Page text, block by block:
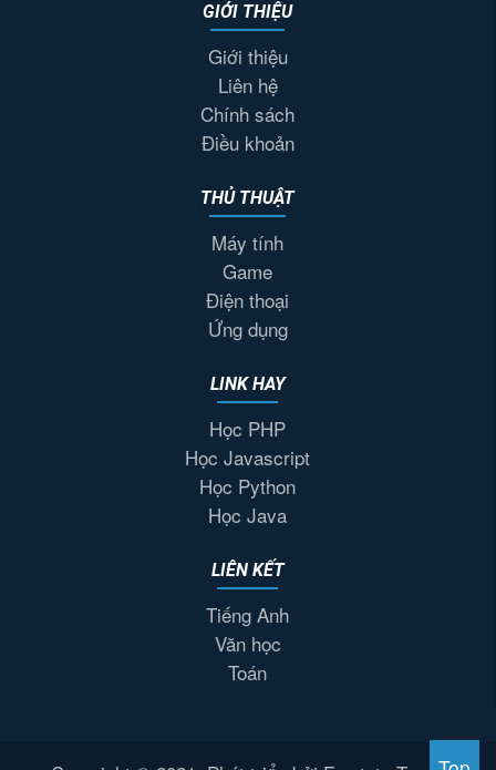
GIỚI THIỆU
Giới thiệu
Liên hệ
Chính sách
Điều khoản
THỦ THUẬT
Máy tính
Game
Điện thoại
Ứng dụng
LINK HAY
Học PHP
Học Javascript
Học Python
Học Java
LIÊN KẾT
Tiếng Anh
Văn học
Toán